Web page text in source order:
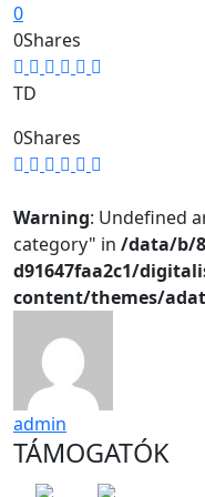
0
0Shares
TD
0Shares
Warning: Undefined
category" in /data/b/
d91647faa2c1/
content/themes/
admin
TÁMOGATÓK